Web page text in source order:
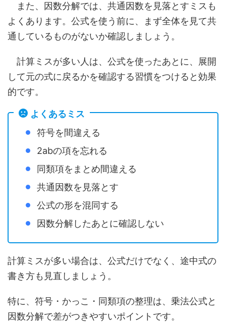
また、因数分解では、共通因数を見落とすミスも
よくあります。公式を使う前に、まず全体を見て共
通しているものがないか確認しましょう。
計算ミスが多い人は、公式を使ったあとに、展開
して元の式に戻るかを確認する習慣をつけると効果
的です。
よくあるミス
符号を間違える
2abの項を忘れる
同類項をまとめ間違える
共通因数を見落とす
公式の形を混同する
因数分解したあとに確認しない
計算ミスが多い場合は、公式だけでなく、途中式の
書き方も見直しましょう。
特に、符号・かっこ・同類項の整理は、乗法公式と
因数分解で差がつきやすいポイントです。